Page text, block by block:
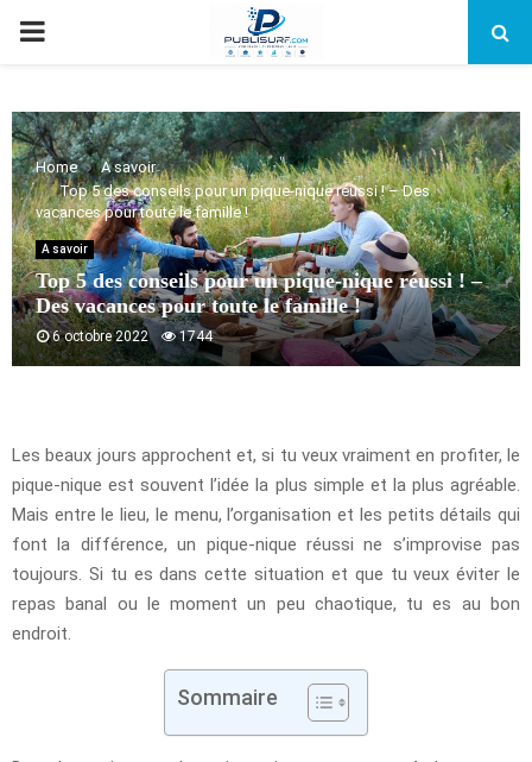
PRIMARY
Home
A savoir
Top 5 des conseils pour un pique-nique réussi ! – Des
vacances pour toute le famille !
A savoir
Top 5 des conseils pour un pique-nique réussi ! –
Des vacances pour toute le famille !
6 octobre 2022 1744
Les beaux jours approchent et, si tu veux vraiment en profiter, le
pique-nique est souvent l’idée la plus simple et la plus agréable.
Mais entre le lieu, le menu, l’organisation et les petits détails qui
font la différence, un pique-nique réussi ne s’improvise pas
toujours. Si tu es dans cette situation et que tu veux éviter le
repas banal ou le moment un peu chaotique, tu es au bon
endroit.
Sommaire